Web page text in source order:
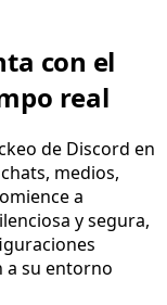
con el
real
de Discord en
medios,
a
y segura,
a su entorno